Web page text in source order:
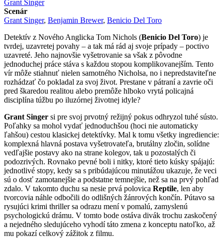
Grant Singer
Scenár
Grant Singer, Benjamin Brewer, Benicio Del Toro
Detektív z Nového Anglicka Tom Nichols (Benicio Del Toro) je
tvrdej, uzavretej povahy – a tak má rád aj svoje prípady – poctivo
uzavreté. Jeho najnovšie vyšetrovanie sa však z pôvodne
jednoduchej práce stáva s každou stopou komplikovanejším. Tento
vír môže stiahnuť nielen samotného Nicholsa, no i nepredstaviteľne
rozhádzať čo pokladal za svoj život. Prestane v pátraní a zavrie oči
pred škaredou realitou alebo premôže hlboko vrytá policajná
disciplína túžbu po iluzórnej životnej idyle?
Grant Singer si pre svoj prvotný režijný pokus odhryzol tuhé sústo.
Poľahky sa mohol vydať jednoduchšou (hoci nie automaticky
ľahšou) cestou klasickej detektívky. Mal k tomu všetky ingrediencie:
komplexná hlavná postava vyšetrovateľa, brutálny zločin, solídne
vedľajšie postavy ako na strane kolegov, tak u pozostalých či
podozrivých. Rovnako pevné boli i nitky, ktoré tieto kúsky spájajú:
jednotlivé stopy, kedy sa s pribúdajúcou minutážou ukazuje, že veci
sú o dosť zamotanejšie a podstatne temnejšie, než sa na prvý pohľad
zdalo. V takomto duchu sa nesie prvá polovica Reptile, len aby
tvorcovia náhle odbočili do odlišných žánrových končín. Pútavo sa
rysujúci krimi thriller sa odrazu mení v pomalú, zamyslenú
psychologickú drámu. V tomto bode ostáva divák trochu zaskočený
a nejedného sledujúceho vyhodí táto zmena z konceptu natoľko, až
mu pokazí celkový zážitok z filmu.